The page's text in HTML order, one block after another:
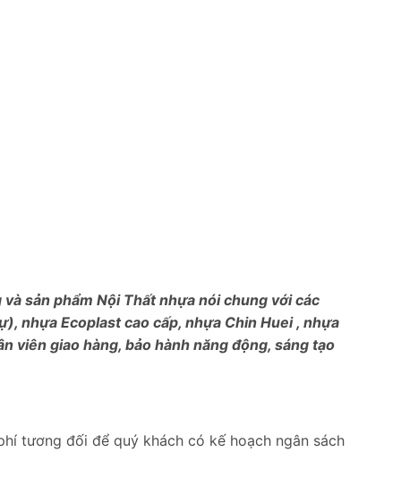
sản phẩm Nội Thất nhựa nói chung với các
nhựa Ecoplast cao cấp, nhựa Chin Huei , nhựa
viên giao hàng, bảo hành năng động, sáng tạo
tương đối để quý khách có kế hoạch ngân sách